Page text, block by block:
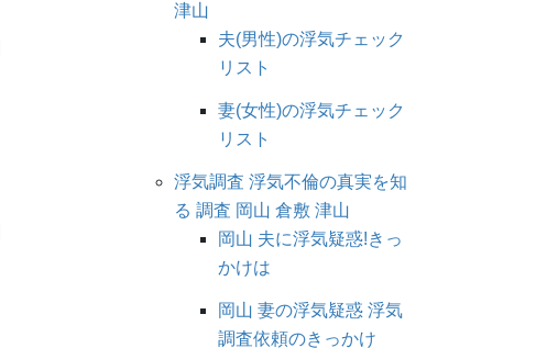
津山
夫(男性)の浮気チェック
リスト
妻(女性)の浮気チェック
リスト
浮気調査 浮気不倫の真実を知
る 調査 岡山 倉敷 津山
岡山 夫に浮気疑惑!きっ
かけは
岡山 妻の浮気疑惑 浮気
調査依頼のきっかけ